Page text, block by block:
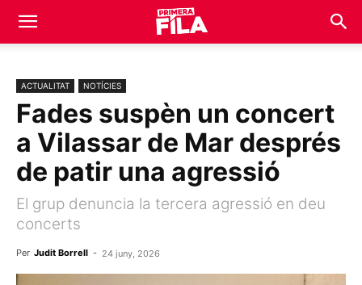
ACTUALITAT NOTÍCIES
Fades suspèn un concert
a Vilassar de Mar després
de patir una agressió
El grup denuncia la tercera agressió en deu
concerts
Per Judit Borrell - 24 juny, 2026